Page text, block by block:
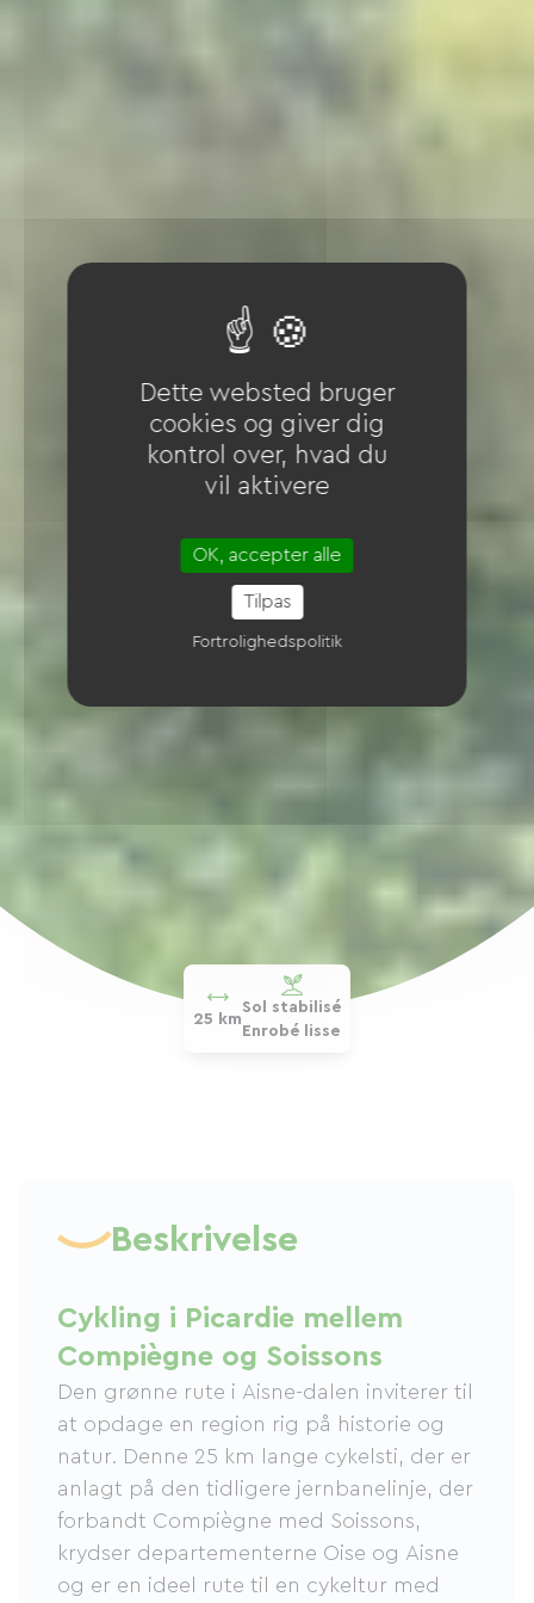
25 km
Sol stabilisé
Enrobé lisse
Beskrivelse
Cykling i Picardie mellem
Compiègne og Soissons
Den grønne rute i Aisne-dalen inviterer til
at opdage en region rig på historie og
natur. Denne 25 km lange cykelsti, der er
anlagt på den tidligere jernbanelinje, der
forbandt Compiègne med Soissons,
krydser departementerne Oise og Aisne
og er en ideel rute til en cykeltur med
Dette websted bruger
cookies og giver dig
kontrol over, hvad du
vil aktivere
OK, accepter alle
Tilpas
Fortrolighedspolitik